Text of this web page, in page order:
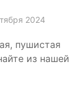
2024
пушистая
из нашей